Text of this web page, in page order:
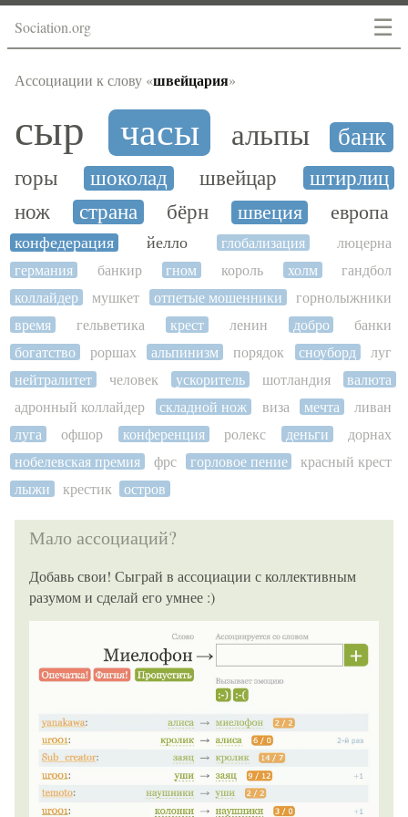
☰
Sociation.org
Ассоциации к слову «швейцария»
сыр часы альпы банк
горы шоколад швейцар
штирлиц
нож
страна бёрн швеция европа
конфедерация йелло глобализация
люцерна
германия
банкир гном король холм
гандбол
коллайдер
мушкет отпетые мошенники
горнолыжники
время
гельветика крест ленин добро
банки
богатство
роршах альпинизм порядок сноуборд
луг
нейтралитет
человек ускоритель шотландия
валюта
адронный коллайдер
складной нож виза мечта
ливан
луга
офшор конференция ролекс деньги
дорнах
нобелевская премия
фрс горловое пение
красный крест
лыжи
крестик остров
Мало ассоциаций?
Добавь свои! Сыграй в ассоциации с коллективным
разумом и сделай его умнее :)